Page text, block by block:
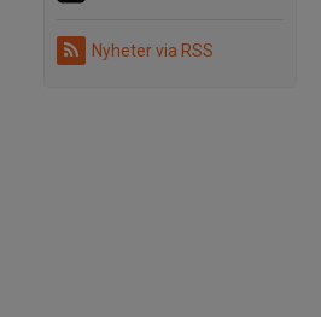
Nyheter via RSS